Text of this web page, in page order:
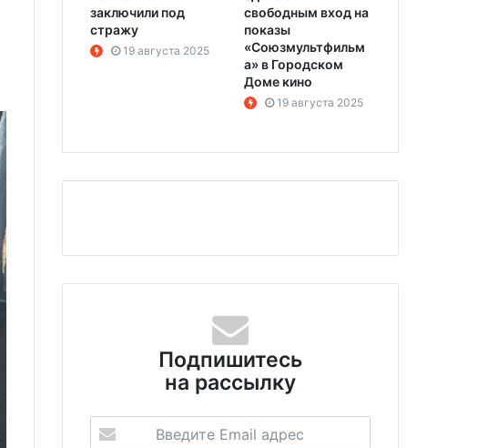
заключили под
стражу
19 августа 2025
свободным вход на
показы
«Союзмультфильм
а» в Городском
Доме кино
19 августа 2025
Подпишитесь
на рассылку